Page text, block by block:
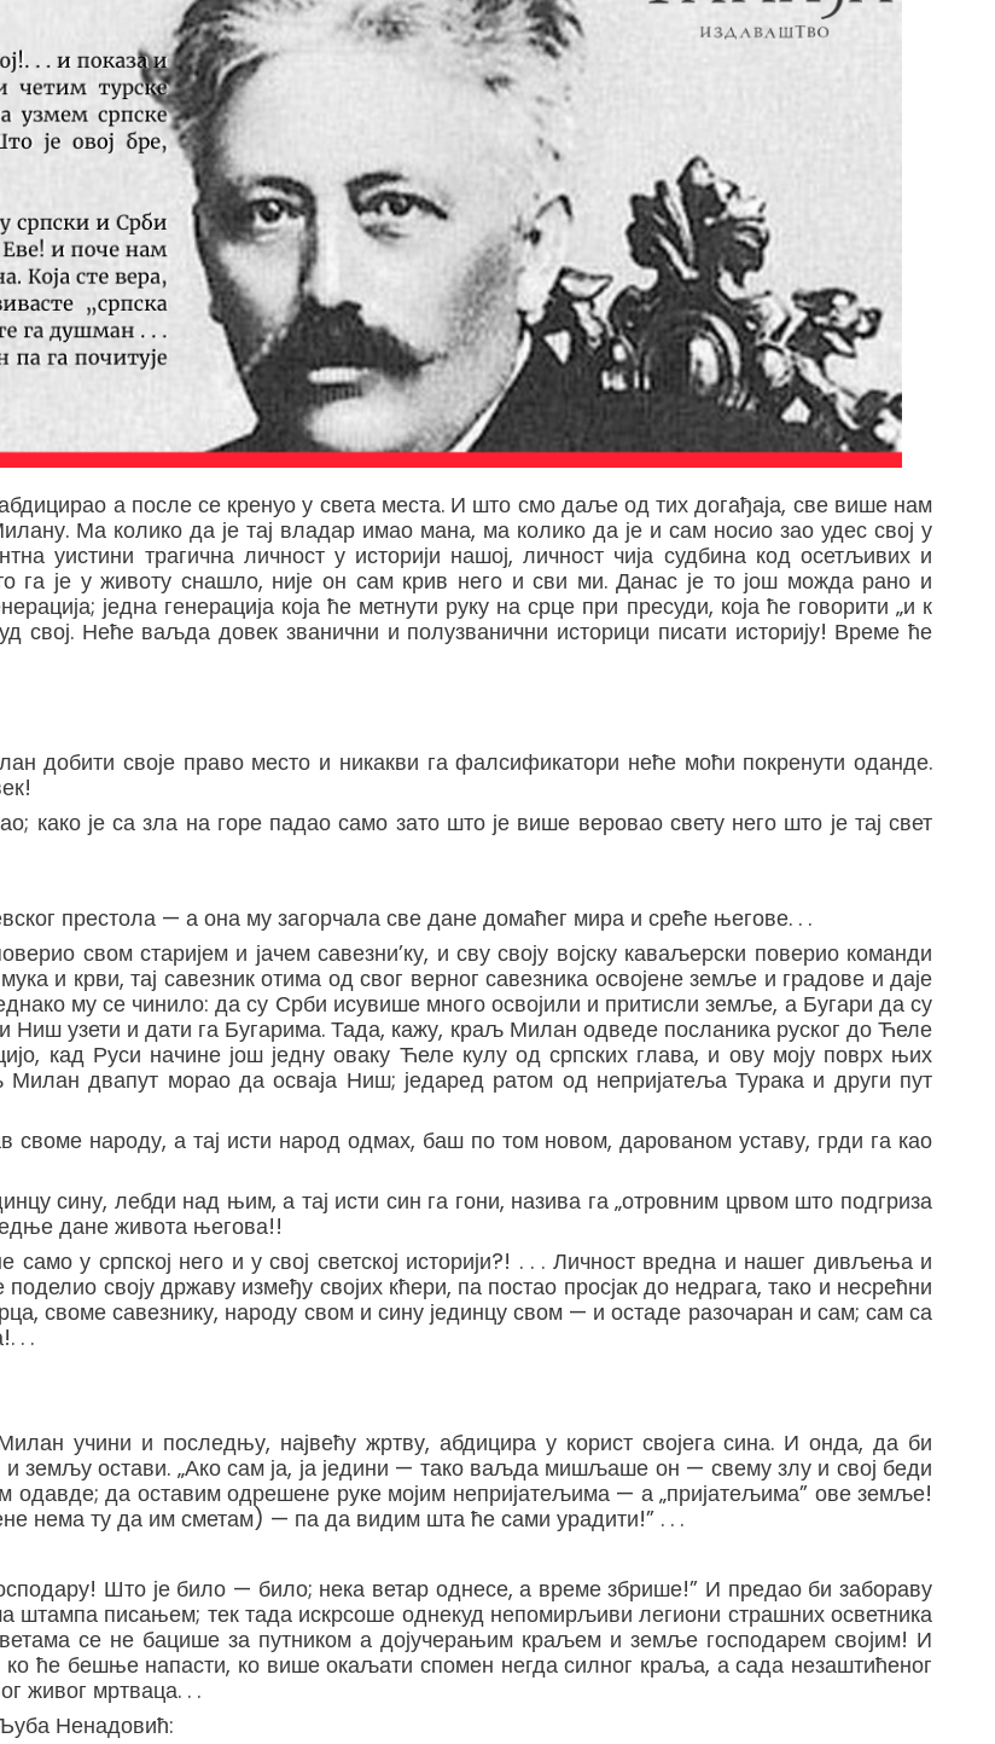
а после се кренуо у света места. И што смо даље од тих догађаја, све више нам
Ма колико да је тај владар имао мана, ма колико да је и сам носио зао удес свој у
уистини трагична личност у историји нашој, личност чија судбина код осетљивих и
је у животу снашло, није он сам крив него и сви ми. Данас је то још можда рано и
једна генерација која ће метнути руку на срце при пресуди, која ће говорити „и к
свој. Неће ваљда довек званични и полузванични историци писати историју! Време ће
добити своје право место и никакви га фалсификатори неће моћи покренути оданде.
како је са зла на горе падао само зато што је више веровао свету него што је тај свет
престола — а она му загорчала све дане домаћег мира и среће његове. . .
свом старијем и јачем савезни’ку, и сву своју војску каваљерски поверио команди
и крви, тај савезник отима од свог верног савезника освојене земље и градове и даје
му се чинило: да су Срби исувише много освојили и притисли земље, а Бугари да су
узети и дати га Бугарима. Тада, кажу, краљ Милан одведе посланика руског до Ћеле
кад Руси начине још једну оваку Ћеле кулу од српских глава, и ову моју поврх њих
двапут морао да осваја Ниш; једаред ратом од непријатеља Турака и други пут
своме народу, а тај исти народ одмах, баш по том новом, дарованом уставу, грди га као
сину, лебди над њим, а тај исти син га гони, назива га „отровним црвом што подгриза
дане живота његова!!
само у српској него и у свој светској историји?! . . . Личност вредна и нашег дивљења и
своју државу између својих кћери, па постао просјак до недрага, тако и несрећни
своме савезнику, народу свом и сину јединцу свом — и остаде разочаран и сам; сам са
. .
учини и последњу, највећу жртву, абдицира у корист својега сина. И онда, да би
земљу остави. „Ако сам ја, ја једини — тако ваљда мишљаше он — свему злу и свој беди
одавде; да оставим одрешене руке мојим непријатељима — а „пријатељима” ове земље!
нема ту да им сметам) — па да видим шта ће сами урадити!” . . .
Што је било — било; нека ветар однесе, а време збрише!” И предао би забораву
штампа писањем; тек тада искрсоше однекуд непомирљиви легиони страшних осветника
се не бацише за путником а дојучерањим краљем и земље господарем својим! И
ко ће бешње напасти, ко више окаљати спомен негда силног краља, а сада незаштићеног
живог мртваца. . .
Ненадовић: